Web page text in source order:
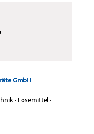
GmbH
· Lösemittel·